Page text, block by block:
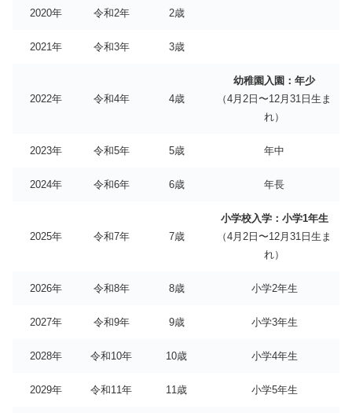
2020年 令和2年 2歳
2021年 令和3年 3歳
2022年 令和4年 4歳
幼稚園入園：年少
（4月2日〜12月31日生ま
れ）
2023年 令和5年 5歳 年中
2024年 令和6年 6歳 年長
2025年 令和7年 7歳
小学校入学：小学1年生
（4月2日〜12月31日生ま
れ）
2026年 令和8年 8歳 小学2年生
2027年 令和9年 9歳 小学3年生
2028年 令和10年 10歳 小学4年生
2029年 令和11年 11歳 小学5年生